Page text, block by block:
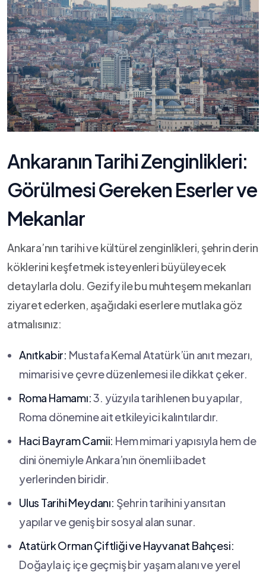
Ankaranın ⁢Tarihi Zenginlikleri:
Görülmesi Gereken Eserler ve
Mekanlar
Ankara’nın tarihi ve kültürel zenginlikleri,⁢ şehrin ‌derin
köklerini keşfetmek isteyenleri büyüleyecek
detaylarla dolu. Gezify ile bu muhteşem mekanları
ziyaret ‍ederken,‌ aşağıdaki eserlere mutlaka göz
atmalısınız:
Anıtkabir: Mustafa Kemal Atatürk’ün⁣ anıt mezarı,⁢
mimarisi ve çevre düzenlemesi ‍ile dikkat çeker.
Roma Hamamı:‍3. yüzyıla tarihlenen bu yapılar,
‌Roma dönemine ait etkileyici⁢ kalıntılardır.
Haci Bayram⁤ Camii: Hem mimari yapısıyla⁤ hem de​
dini ⁤önemiyle⁣ Ankara’nın önemli ibadet
yerlerinden biridir.
Ulus ⁣Tarihi​ Meydanı: Şehrin tarihini yansıtan​
yapılar⁣ ve geniş ⁤bir sosyal​ alan sunar.
Atatürk Orman Çiftliği ‌ve Hayvanat Bahçesi:
Doğayla⁤ iç içe geçmiş bir yaşam alanı ve yerel